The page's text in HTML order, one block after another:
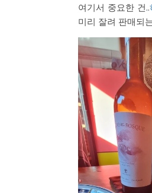
여기서 중요한 건..
미리 잘려 판매되